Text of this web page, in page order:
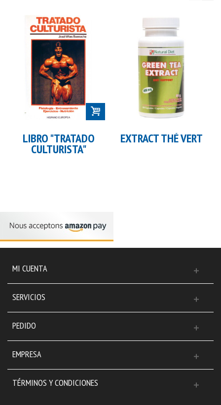
LIBRO "TRATADO
CULTURISTA"
EXTRACT THÉ VERT
MI CUENTA
SERVICIOS
PEDIDO
EMPRESA
TÉRMINOS Y CONDICIONES